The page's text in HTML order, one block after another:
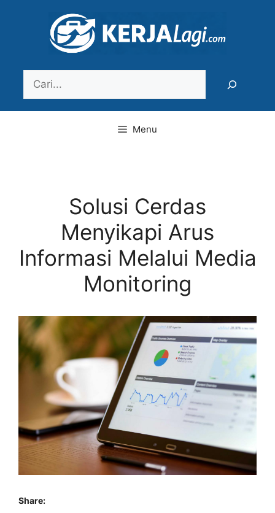
Menu
Solusi Cerdas
Menyikapi Arus
Informasi Melalui Media
Monitoring
Share: